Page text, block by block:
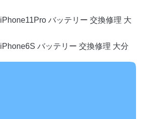
iPhone11Pro バッテリー 交換修理 大
iPhone6S バッテリー 交換修理 大分